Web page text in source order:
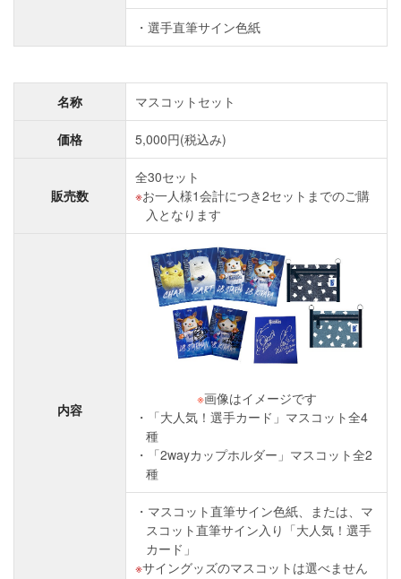
選手直筆サイン色紙
名称 マスコットセット
価格 5,000円(税込み)
販売数
全30セット
お一人様1会計につき2セットまでのご購
入となります
内容
※画像はイメージです
「大人気！選手カード」マスコット全4
種
「2wayカップホルダー」マスコット全2
種
マスコット直筆サイン色紙、または、マ
スコット直筆サイン入り「大人気！選手
カード」
サイングッズのマスコットは選べません